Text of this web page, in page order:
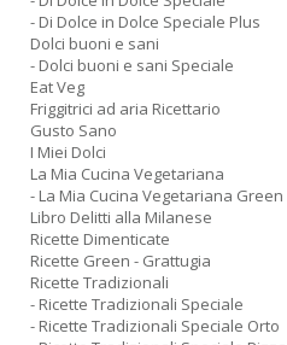
- Di Dolce in Dolce Speciale Plus
Dolci buoni e sani
- Dolci buoni e sani Speciale
Eat Veg
Friggitrici ad aria Ricettario
Gusto Sano
I Miei Dolci
La Mia Cucina Vegetariana
- La Mia Cucina Vegetariana Green
Libro Delitti alla Milanese
Ricette Dimenticate
Ricette Green - Grattugia
Ricette Tradizionali
- Ricette Tradizionali Speciale
- Ricette Tradizionali Speciale Orto